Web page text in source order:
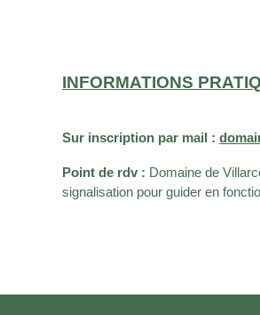
INFORMATIONS
Sur inscription par mail :
Point de rdv : Domaine de
signalisation pour guider en